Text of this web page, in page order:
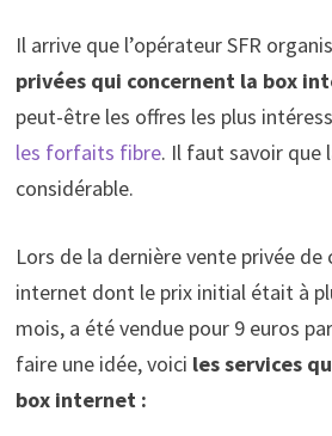
Il arrive que l’opérateur SFR
privées qui concernent la box
peut-être les offres les plus
les forfaits fibre. Il faut savoir que
considérable.
Lors de la dernière vente privée de
internet dont le prix initial était à
mois, a été vendue pour 9 euros
faire une idée, voici les services
box internet :